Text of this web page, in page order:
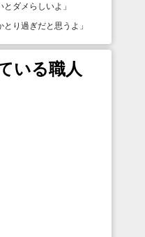
とダメらしいよ 」
り過ぎだと思うよ 」
いる職人